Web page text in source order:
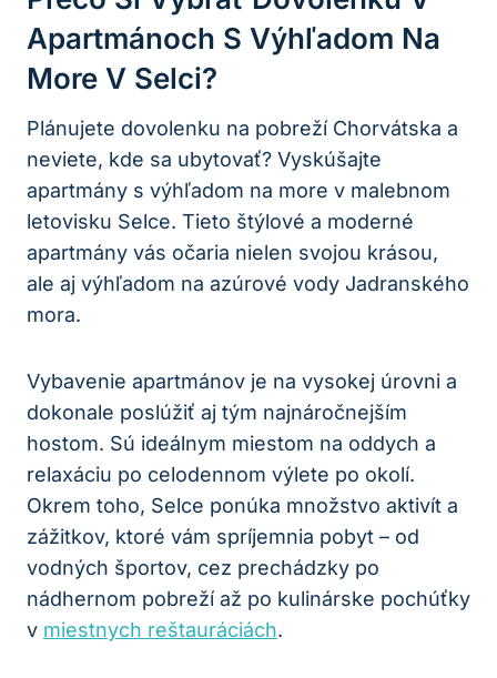
Apartmánoch S Výhľadom Na
More V Selci?
Plánujete dovolenku na pobreží Chorvátska a
neviete, kde sa ubytovať? Vyskúšajte
apartmány s výhľadom na more v malebnom
letovisku Selce. Tieto štýlové a moderné
apartmány vás očaria nielen svojou krásou,
ale aj výhľadom na azúrové vody Jadranského
mora.
Vybavenie apartmánov je na vysokej úrovni a
dokonale poslúžiť aj tým najnáročnejším
hostom. Sú ideálnym miestom na oddych a
relaxáciu po celodennom výlete po okolí.
Okrem toho, Selce ponúka množstvo aktivít a
zážitkov, ktoré vám spríjemnia pobyt – od
vodných športov, cez prechádzky po
nádhernom pobreží až po kulinárske pochúťky
v miestnych reštauráciách.